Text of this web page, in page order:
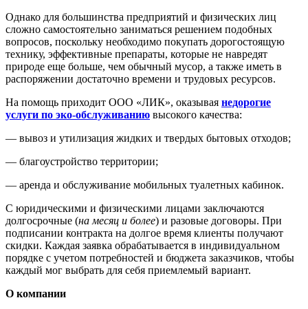
Однако для большинства предприятий и физических лиц
сложно самостоятельно заниматься решением подобных
вопросов, поскольку необходимо покупать дорогостоящую
технику, эффективные препараты, которые не навредят
природе еще больше, чем обычный мусор, а также иметь в
распоряжении достаточно времени и трудовых ресурсов.
На помощь приходит ООО «ЛИК», оказывая недорогие
услуги по эко-обслуживанию высокого качества:
— вывоз и утилизация жидких и твердых бытовых отходов;
— благоустройство территории;
— аренда и обслуживание мобильных туалетных кабинок.
С юридическими и физическими лицами заключаются
долгосрочные (на месяц и более) и разовые договоры. При
подписании контракта на долгое время клиенты получают
скидки. Каждая заявка обрабатывается в индивидуальном
порядке с учетом потребностей и бюджета заказчиков, чтобы
каждый мог выбрать для себя приемлемый вариант.
О компании